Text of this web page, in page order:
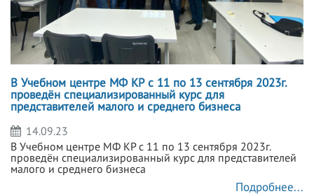
В Учебном центре МФ КР с 11 по 13 сентября 2023г.
проведён специализированный курс для
представителей малого и среднего бизнеса
14.09.23
В Учебном центре МФ КР с 11 по 13 сентября 2023г.
проведён специализированный курс для представителей
малого и среднего бизнеса
Подробнее...